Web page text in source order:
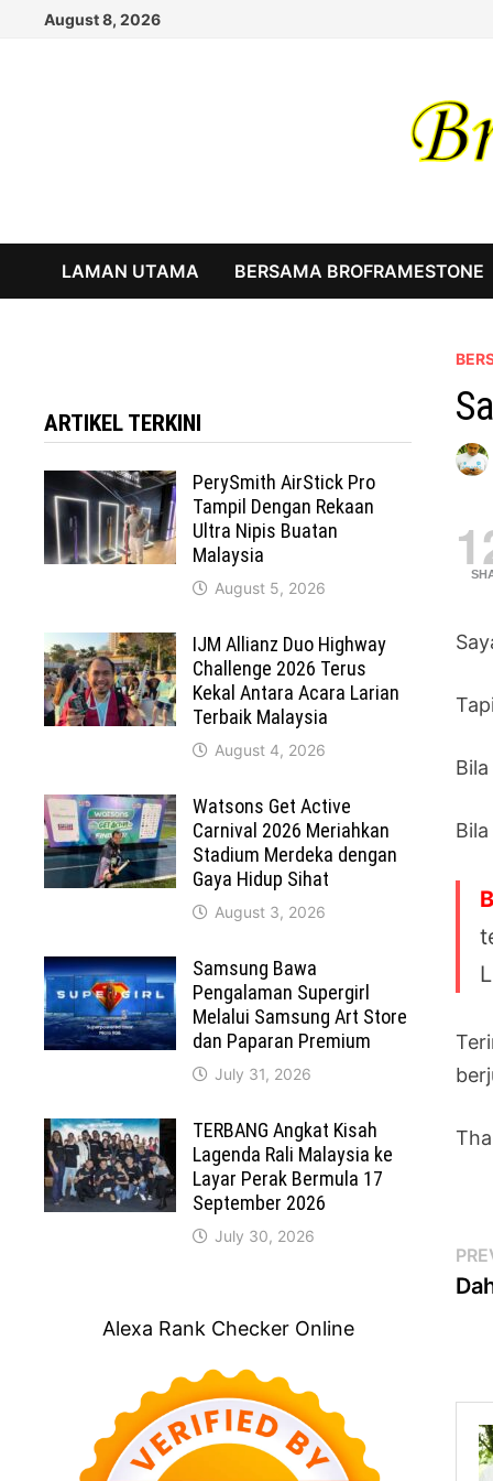
August 8, 2026
LAMAN UTAMA BERSAMA BROFRAMESTONE
ARTIKEL TERKINI
PerySmith AirStick Pro
Tampil Dengan Rekaan
Ultra Nipis Buatan
Malaysia
August 5, 2026
IJM Allianz Duo Highway
Challenge 2026 Terus
Kekal Antara Acara Larian
Terbaik Malaysia
August 4, 2026
Watsons Get Active
Carnival 2026 Meriahkan
Stadium Merdeka dengan
Gaya Hidup Sihat
August 3, 2026
Samsung Bawa
Pengalaman Supergirl
Melalui Samsung Art Store
dan Paparan Premium
July 31, 2026
TERBANG Angkat Kisah
Lagenda Rali Malaysia ke
Layar Perak Bermula 17
September 2026
July 30, 2026
Alexa Rank Checker Online